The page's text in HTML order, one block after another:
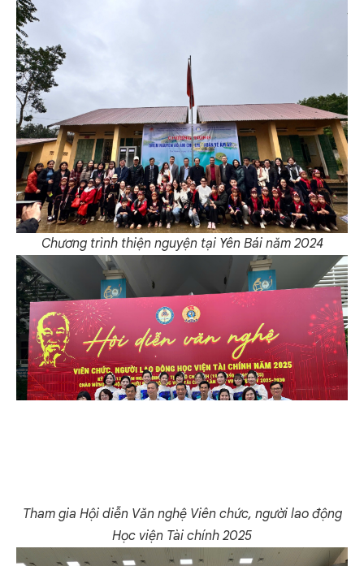
Chương trình thiện nguyện tại Yên Bái năm 2024
Tham gia Hội diễn Văn nghệ Viên chức, người lao động
Học viện Tài chính 2025